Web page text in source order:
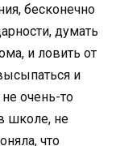
бесконечно
думать
и ловить от
и
очень-то
школе, не
что